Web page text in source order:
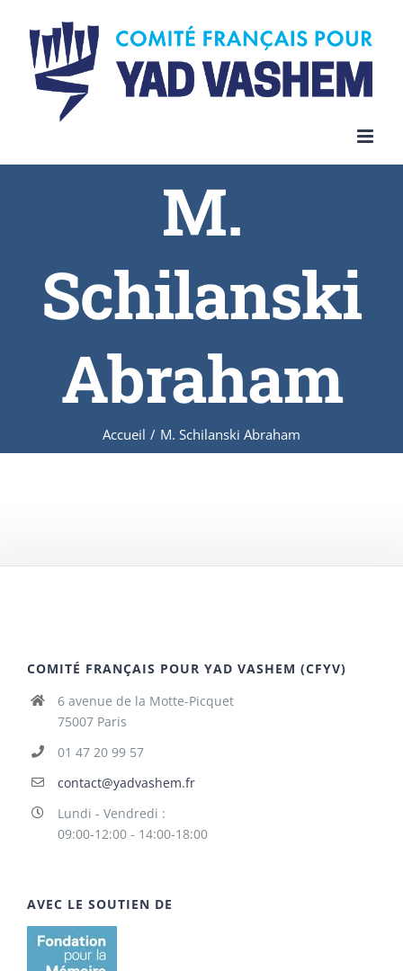
content
M.
Schilanski
Abraham
Accueil / M. Schilanski Abraham
COMITÉ FRANÇAIS POUR YAD VASHEM (CFYV)
6 avenue de la Motte-Picquet
75007 Paris
01 47 20 99 57
contact@yadvashem.fr
Lundi - Vendredi :
09:00-12:00 - 14:00-18:00
AVEC LE SOUTIEN DE